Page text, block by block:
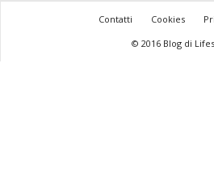
Contatti Cookies
© 2016 Blog di